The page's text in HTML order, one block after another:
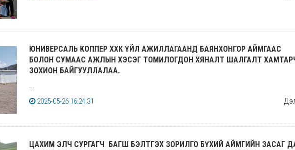
ЮНИВEРСАЛЬ KOППEР ХХК ҮЙЛ АЖИЛЛАГААНД БАЯНХОНГОР АЙМГААС
БОЛОН СУМААС АЖЛЫН ХЭСЭГ ТОМИЛОГДОН ХЯНАЛТ ШАЛГАЛТ
ЗОХИОН БАЙГУУЛЛАЛАА.
...
2025-05-26 16:24:31
ЦАХИМ ЭЛЧ СУРГАГЧ БАГШ БЭЛТГЭХ ЗОРИЛГО БҮХИЙ АЙМГИЙН ЗАСАГ